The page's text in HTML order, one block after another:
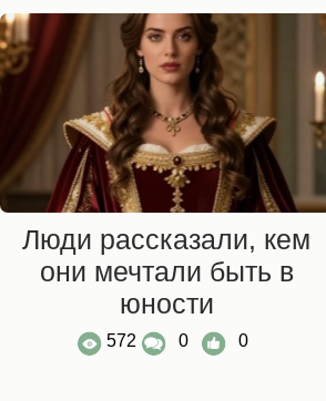
Люди рассказали, кем
они мечтали быть в
юности
572 0 0